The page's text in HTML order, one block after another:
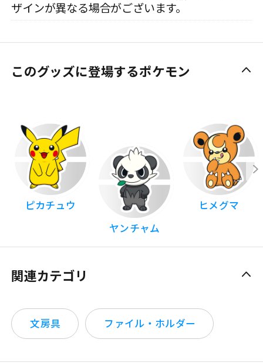
ザインが異なる場合がございます。
このグッズに登場するポケモン
ピカチュウ
ヤンチャム
ヒメグマ
関連カテゴリ
文房具 ファイル・ホルダー